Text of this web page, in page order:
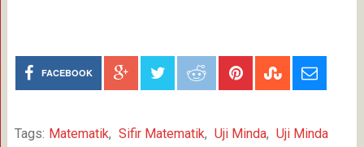
FACEBOOK
Tags: Matematik, Sifir Matematik, Uji Minda, Uji Minda